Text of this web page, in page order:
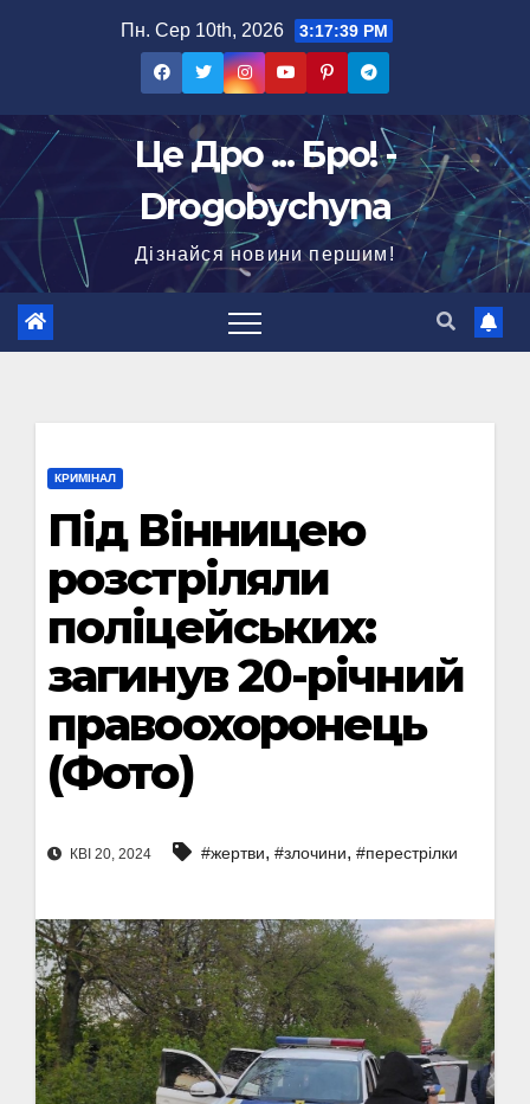
Пн. Сер 10th, 2026 3:17:40 PM
Це Дро ... Бро! -
Drogobychyna
Дізнайся новини першим!
КРИМІНАЛ
Під Вінницею
розстріляли
поліцейських:
загинув 20-річний
правоохоронець
(Фото)
КВІ 20, 2024 #жертви, #злочини, #перестрілки